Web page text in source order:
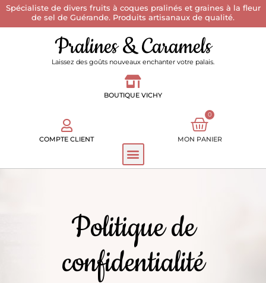
Spécialiste de divers fruits à coques pralinés et graines à la fleur
de sel de Guérande. Produits artisanaux de qualité.
Pralines & Caramels
Laissez des goûts nouveaux enchanter votre palais.
BOUTIQUE VICHY
COMPTE CLIENT
0
MON PANIER
Politique de
confidentialité